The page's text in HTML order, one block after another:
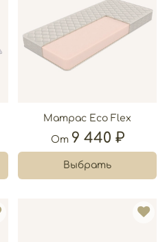
Матрас Eco Flex
От 9 440 ₽
Выбрать